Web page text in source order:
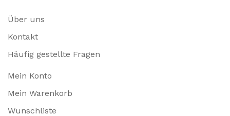
Über uns
Kontakt
Häufig gestellte Fragen
Mein Konto
Mein Warenkorb
Wunschliste